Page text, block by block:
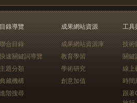
目錄導覽
聯合目錄
快速關鍵詞導覽
主題分類
典藏機構
進階搜尋
成果網站資源
成果網站資源庫
教育學習
學術研究
創意加值
工具
技術
關鍵
線上
時間
跟